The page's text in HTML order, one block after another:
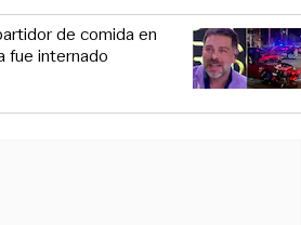
de comida en
fue internado